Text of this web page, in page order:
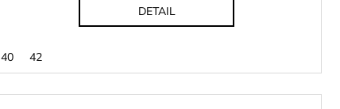
DETAIL
40 42